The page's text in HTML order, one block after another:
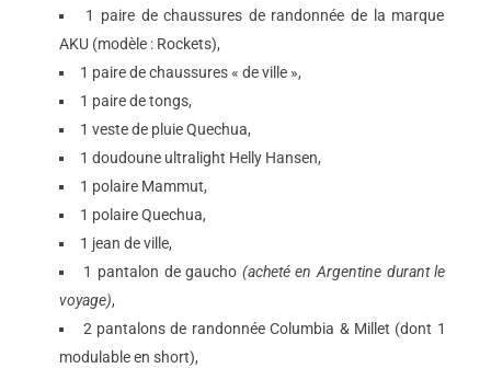
1 paire de chaussures de randonnée de la marque
AKU (modèle : Rockets),
1 paire de chaussures « de ville »,
1 paire de tongs,
1 veste de pluie Quechua,
1 doudoune ultralight Helly Hansen,
1 polaire Mammut,
1 polaire Quechua,
1 jean de ville,
1 pantalon de gaucho (acheté en Argentine durant le
voyage),
2 pantalons de randonnée Columbia & Millet (dont 1
modulable en short),